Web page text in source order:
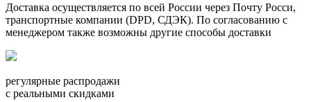
Доставка осуществляется по всей России через Почту Росси,
транспортные компании (DPD, СДЭК). По согласованию с
менеджером также возможны другие способы доставки
регулярные распродажи
с реальными скидками